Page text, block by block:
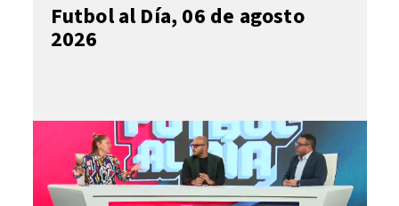
Futbol al Día, 06 de agosto
2026